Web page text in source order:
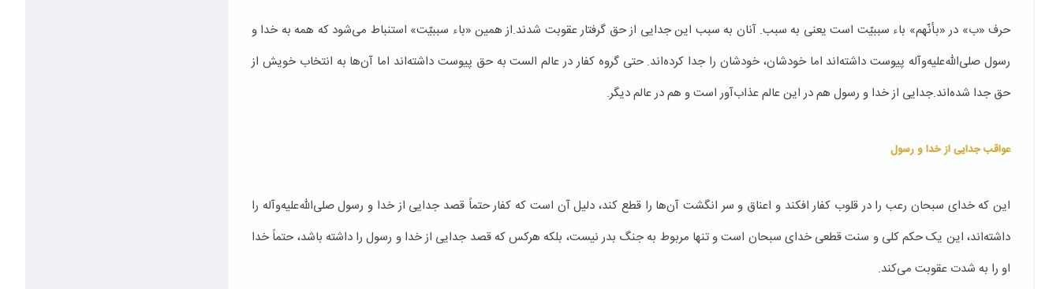
حرف «ب» در «بأنّهم» باء سببیّت است یعنی به سبب. آنان به سبب این جدایی از حق گرفتار عقوبت شدند.از همین «باء سببیّت» استنباط می‌شود که همه به خدا و
رسول صلی‌الله‌علیه‌وآله پیوست داشته‌اند اما خودشان، خودشان را جدا کرده‌اند. حتی گروه کفار در عالم الست به حق پیوست داشته‌اند اما آن‌ها به انتخاب خویش از
حق جدا شده‌‏اند.جدایی از خدا و رسول هم در این عالم عذاب‌آور است و هم در عالم دیگر.
عواقب جدایی از خدا و رسول
این که خدای سبحان رعب را در قلوب کفار افکند و اعناق و سر انگشت آن‌ها را قطع كند، دلیل آن است که كفار حتماً قصد جدایی از خدا و رسول صلی‌الله‌علیه‌وآله را
داشته‌اند، این یک حکم کلی و سنت قطعی خدای سبحان است و تنها مربوط به جنگ بدر نیست، بلکه هرکس که قصد جدایی از خدا و رسول را داشته باشد، حتماً خدا
او را به شدت عقوبت می‌کند.